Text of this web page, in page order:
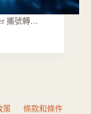
攜號轉…
策 條款和條件